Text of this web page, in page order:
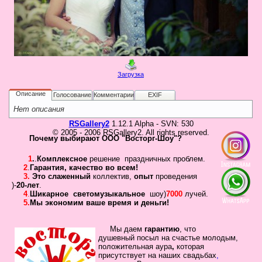
Галерея
Гостевая
Пользователь
Пароль
Запомнить
Забыли пароль?
Галерея
Загрузка
Описание Голосование Комментарии EXIF
Нет описания
RSGallery21.12.1 Alpha - SVN: 530
© 2005 - 2006 RSGallery2. All rights reserved.
Почему выбирают ООО "Восторг-Шоу"?
1.. Комплексное решение праздничных проблем.
2. Гарантия, качество во всем!
3. Это слаженный коллектив, опыт проведения
)-20-лет.
4. Шикарное светомузыкальное шоу)7000 лучей.
5. Мы экономим ваше время и деньги!
Мы даем гарантию, что
душевный посыл на счастье молодым,
положительная аура, которая
присутствует на наших свадьбах,